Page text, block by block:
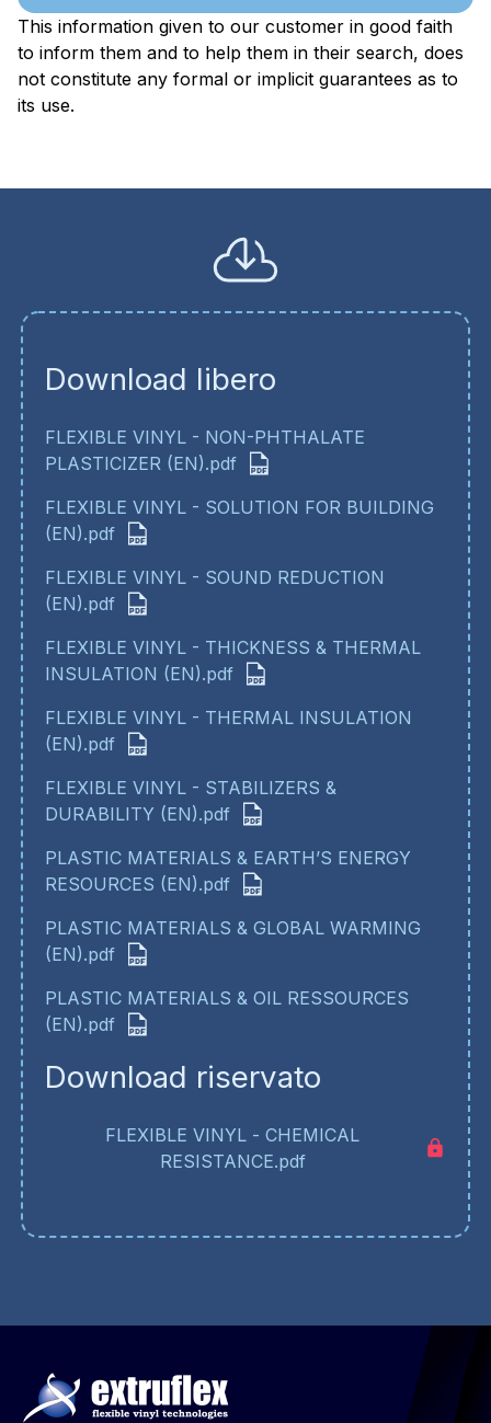
This information given to our customer in good faith
to inform them and to help them in their search, does
not constitute any formal or implicit guarantees as to
its use.
Download libero
FLEXIBLE VINYL - NON-PHTHALATE
PLASTICIZER (EN).pdf
FLEXIBLE VINYL - SOLUTION FOR BUILDING
(EN).pdf
FLEXIBLE VINYL - SOUND REDUCTION
(EN).pdf
FLEXIBLE VINYL - THICKNESS & THERMAL
INSULATION (EN).pdf
FLEXIBLE VINYL - THERMAL INSULATION
(EN).pdf
FLEXIBLE VINYL - STABILIZERS &
DURABILITY (EN).pdf
PLASTIC MATERIALS & EARTH’S ENERGY
RESOURCES (EN).pdf
PLASTIC MATERIALS & GLOBAL WARMING
(EN).pdf
PLASTIC MATERIALS & OIL RESSOURCES
(EN).pdf
Download riservato
FLEXIBLE VINYL - CHEMICAL
RESISTANCE.pdf